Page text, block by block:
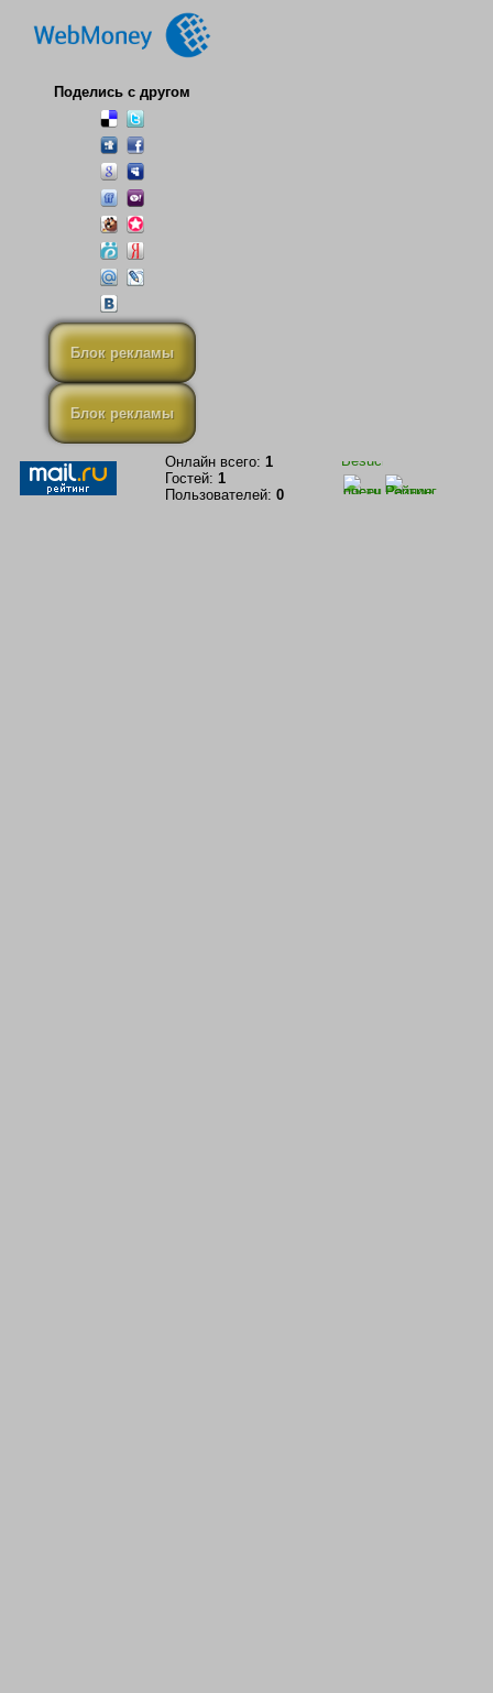
Поделись с другом
Блок рекламы
Блок рекламы
Онлайн всего: 1
Гостей: 1
Пользователей: 0